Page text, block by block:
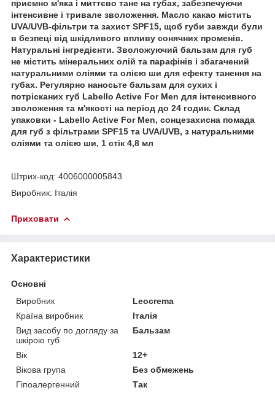
приємно м'яка і миттєво тане на губах, забезпечуючи
інтенсивне і тривале зволоження. Масло какао містить
UVA/UVB-фільтри та захист SPF15, щоб губи завжди були
в безпеці від шкідливого впливу сонячних променів.
Натуральні інгредієнти. Зволожуючий бальзам для губ
не містить мінеральних олій та парафінів і збагачений
натуральними оліями та олією ши для ефекту танення на
губах. Регулярно наносьте бальзам для сухих і
потрісканих губ Labello Active For Men для інтенсивного
зволоження та м'якості на період до 24 годин. Склад
упаковки - Labello Active For Men, сонцезахисна помада
для губ з фільтрами SPF15 та UVA/UVB, з натуральними
оліями та олією ши, 1 стік 4,8 мл
Штрих-код: 4006000005843
Виробник: Італія
Приховати
Характеристики
Основні
Виробник
Leocrema
Країна виробник
Італія
Вид засобу по догляду за
шкірою губ
Бальзам
Вік
12+
Вікова група
Без обмежень
Гіпоалергенний
Так